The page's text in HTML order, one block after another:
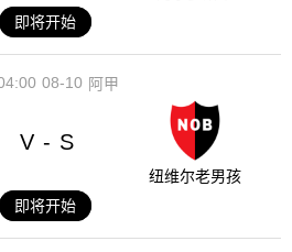
即将开始
08-10 阿甲
V - S
纽维尔老男孩
即将开始